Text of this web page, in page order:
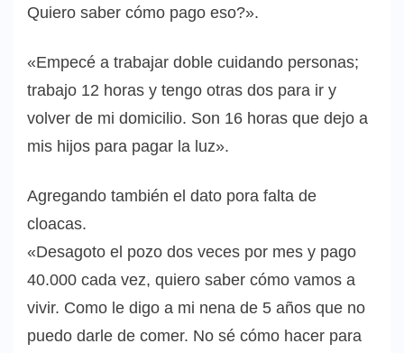
Quiero saber cómo pago eso?».
«Empecé a trabajar doble cuidando personas;
trabajo 12 horas y tengo otras dos para ir y
volver de mi domicilio. Son 16 horas que dejo a
mis hijos para pagar la luz».
Agregando también el dato pora falta de
cloacas.
«Desagoto el pozo dos veces por mes y pago
40.000 cada vez, quiero saber cómo vamos a
vivir. Como le digo a mi nena de 5 años que no
puedo darle de comer. No sé cómo hacer para